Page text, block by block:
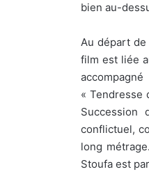
bien au-
Au départ de
film est liée
« Tendresse
Succession
conflictuel,
long
Stoufa est